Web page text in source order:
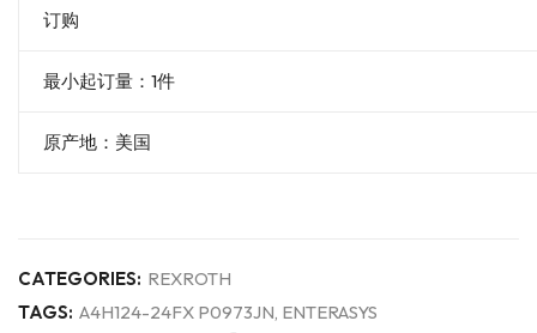
订购
最小起订量：1件
原产地：美国
CATEGORIES: REXROTH
TAGS: A4H124-24FX P0973JN, ENTERASYS